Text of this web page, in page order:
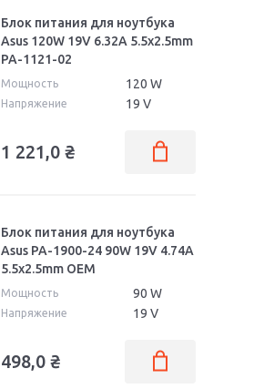
Блок питания для ноутбука
Asus 120W 19V 6.32A 5.5x2.5mm
PA-1121-02
Мощность 120 W
Напряжение 19 V
1 221,0 ₴
Блок питания для ноутбука
Asus PA-1900-24 90W 19V 4.74A
5.5x2.5mm OEM
Мощность 90 W
Напряжение 19 V
498,0 ₴